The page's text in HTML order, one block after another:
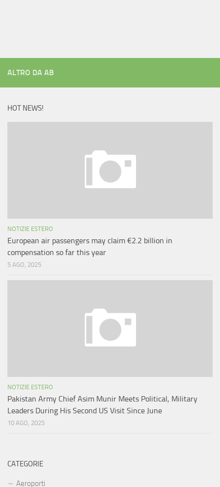
ALTRO DA AB
HOT NEWS!
NOTIZIE ESTERO
European air passengers may claim €2.2 billion in
compensation so far this year
5 AGO, 2025
NOTIZIE ESTERO
Pakistan Army Chief Asim Munir Meets Political, Military
Leaders During His Second US Visit Since June
10 AGO, 2025
CATEGORIE
Aeroporti